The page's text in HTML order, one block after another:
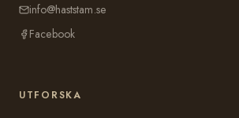
info@haststam.se
Facebook
UTFORSKA